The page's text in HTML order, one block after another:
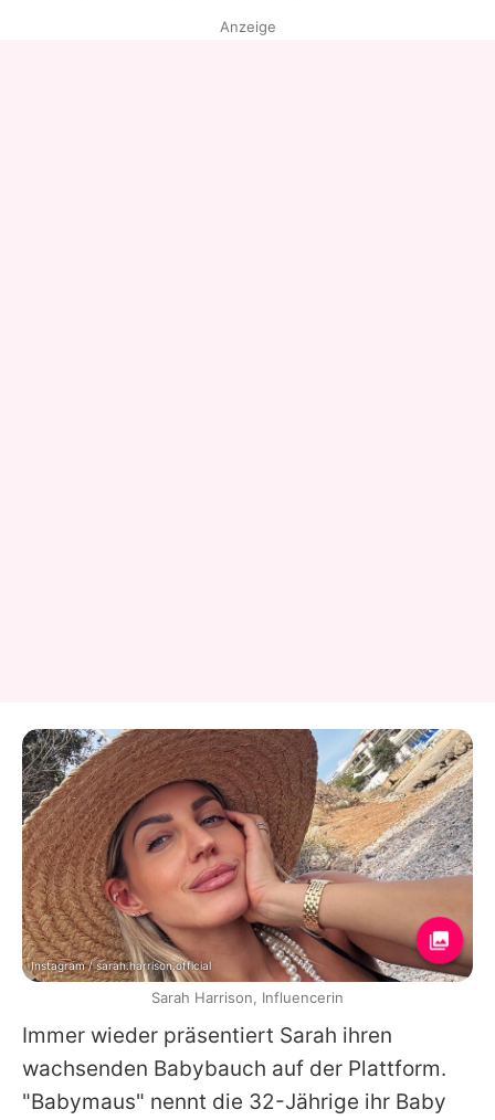
Immer wieder präsentiert Sarah ihren
wachsenden Babybauch auf der Plattform.
"Babymaus" nennt die 32-Jährige ihr Baby
Anzeige
Instagram / sarah.harrison.official
Sarah Harrison, Influencerin